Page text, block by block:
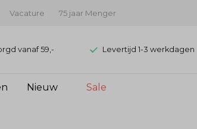
Vacature 75 jaar Menger
vanaf 59,- Levertijd 1-3 werkdagen
Nieuw Sale